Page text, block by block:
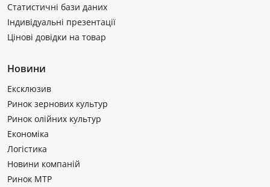
Статистичні бази даних
Індивідуальні презентації
Цінові довідки на товар
Новини
Ексклюзив
Ринок зернових культур
Ринок олійних культур
Економіка
Логістика
Новини компаній
Ринок МТР